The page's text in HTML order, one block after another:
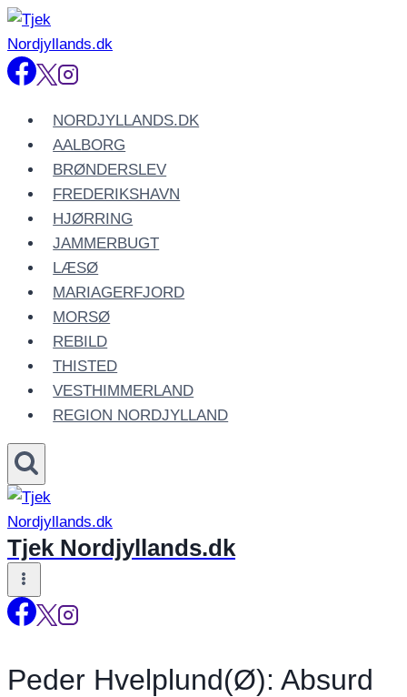
Fortsæt
til
indhold
NORDJYLLANDS.DK
AALBORG
BRØNDERSLEV
FREDERIKSHAVN
HJØRRING
JAMMERBUGT
LÆSØ
MARIAGERFJORD
MORSØ
REBILD
THISTED
VESTHIMMERLAND
REGION NORDJYLLAND
Tjek Nordjyllands.dk
Peder Hvelplund(Ø): Absurd